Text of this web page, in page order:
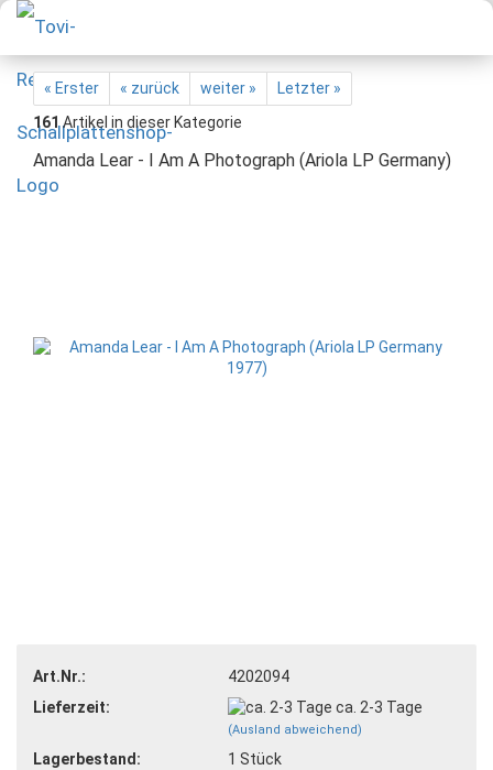
« Erster « zurück weiter »
Letzter »
161Artikel in dieser Kategorie
Amanda Lear - I Am A Photograph (Ariola LP Germany)
Art.Nr.:
4202094
Lieferzeit:
ca. 2-3 Tage
(Ausland abweichend)
Lagerbestand: 1 Stück